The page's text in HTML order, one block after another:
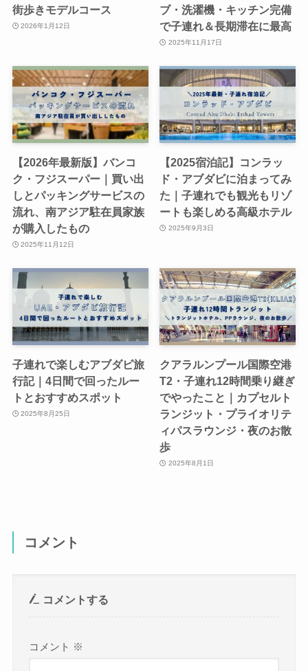
街歩きモデルコース
2026年1月12日
ブ・洗濯機・キッチン完備
で子連れ＆長期滞在に最高
2025年11月17日
【2026年最新版】バンコ
ク・フジスーパー｜買い出
しとパッキングサービスの
流れ、南アジア駐在員家族
が購入したもの
2025年11月12日
【2025宿泊記】コンラッ
ド・アブダビに泊まってみ
た｜子連れでも観光もリゾ
ートも楽しめる高級ホテル
2025年9月3日
子連れで楽しむアブダビ旅
行記｜4日間で回ったルー
トとおすすめスポット
2025年8月25日
クアラルンプール国際空港
T2・子連れ12時間乗り継ぎ
でやったこと｜カプセルト
ランジット・プライオリテ
ィパスラウンジ・夜のお散
歩
2025年8月1日
コメント
コメントする
コメント ※